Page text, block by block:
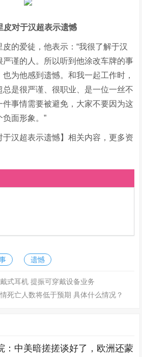
皮对于汉超表示遗憾
爱徒，他表示：“我很了解于汉
严谨的人。所以听到他涂改车牌的事
为他感到遗憾。和我一起工作时，
是很严谨、很职业、是一位一丝不
事情需要被避免，大家不要因为这
面形象。”
汉超表示遗憾】相关内容，更多资
遗憾
式耳机 提振可穿戴设备业务
死亡人数将低于预期 具体什么情况？
：中美暗搓搓谈好了，欧洲还蒙